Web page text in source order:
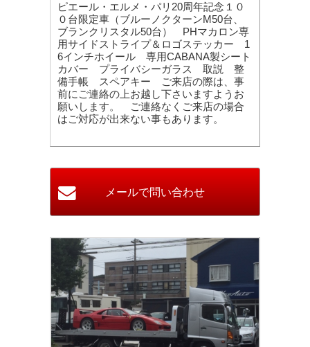
ピエール・エルメ・パリ20周年記念１０
０台限定車（ブルーノクターンM50台、
ブランクリスタル50台） PHマカロン専
用サイドストライプ＆ロゴステッカー 1
6インチホイール 専用CABANA製シート
カバー プライバシーガラス 取説 整
備手帳 スペアキー ご来店の際は、事
前にご連絡の上お越し下さいますようお
願いします。 ご連絡なくご来店の場合
はご対応が出来ない事もあります。